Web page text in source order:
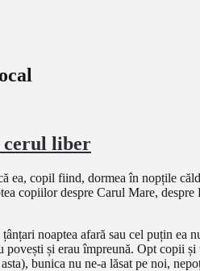
cerul liber
ea, copil fiind, dormea în nopțile
copiilor despre Carul Mare,
noaptea afară sau cel puțin
și erau împreună. Opt copii
bunica nu ne-a lăsat pe noi,